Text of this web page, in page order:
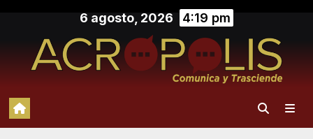
contenido
6 agosto, 2026 4:19 pm